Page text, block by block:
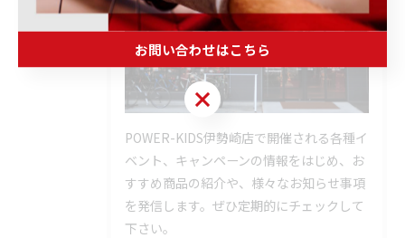
POWER-KIDS伊勢崎店で開催される各種イ
ベント、キャンペーンの情報をはじめ、お
すすめ商品の紹介や、様々なお知らせ事項
を発信します。ぜひ定期的にチェックして
下さい。
お問い合わせはこちら
お問い合わせはこちら